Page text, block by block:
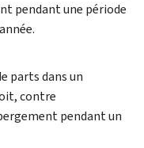
pendant une période
parts dans un
contre
pendant un